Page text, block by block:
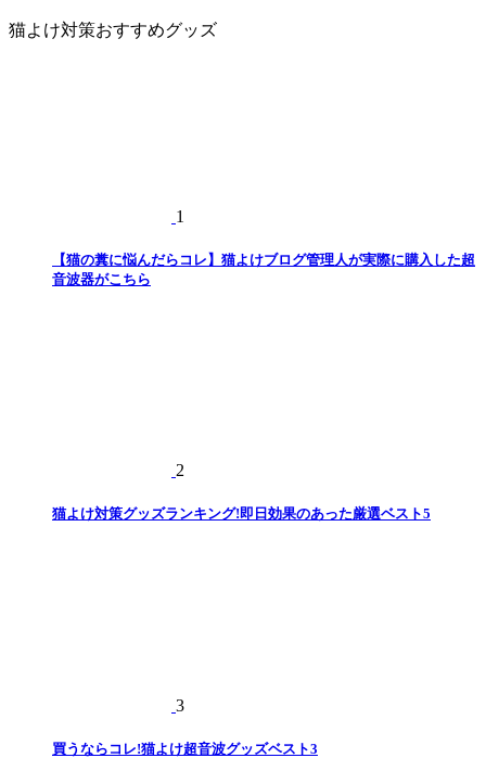
猫よけ対策おすすめグッズ
1
【猫の糞に悩んだらコレ】猫よけブログ管理人が実際に購入した超
音波器がこちら
2
猫よけ対策グッズランキング!即日効果のあった厳選ベスト5
3
買うならコレ!猫よけ超音波グッズベスト3